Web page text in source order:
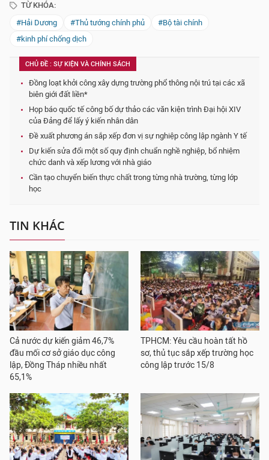
TỪ KHÓA:
#Hải Dương
#Thủ tướng chính phủ
#Bộ tài chính
#kinh phí chống dịch
CHỦ ĐỀ : SỰ KIỆN VÀ CHÍNH SÁCH
Đồng loạt khởi công xây dựng trường phổ thông nội trú tại các xã
biên giới đất liền*
Họp báo quốc tế công bố dự thảo các văn kiện trình Đại hội XIV
của Đảng để lấy ý kiến nhân dân
Đề xuất phương án sắp xếp đơn vị sự nghiệp công lập ngành Y tế
Dự kiến sửa đổi một số quy định chuẩn nghề nghiệp, bổ nhiệm
chức danh và xếp lương với nhà giáo
Cần tạo chuyển biến thực chất trong từng nhà trường, từng lớp
học
TIN KHÁC
Cả nước dự kiến giảm 46,7%
đầu mối cơ sở giáo dục công
lập, Đồng Tháp nhiều nhất
65,1%
TPHCM: Yêu cầu hoàn tất hồ
sơ, thủ tục sắp xếp trường học
công lập trước 15/8